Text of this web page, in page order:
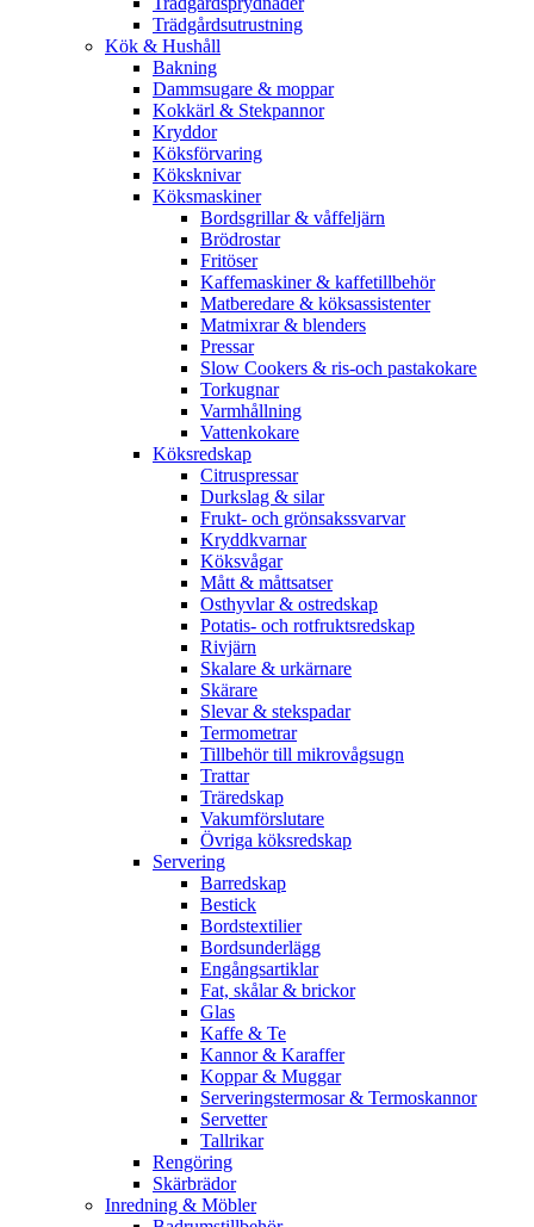
Trädgårdsutrustning
Kök & Hushåll
Bakning
Dammsugare & moppar
Kokkärl & Stekpannor
Kryddor
Köksförvaring
Köksknivar
Köksmaskiner
Bordsgrillar & våffeljärn
Brödrostar
Fritöser
Kaffemaskiner & kaffetillbehör
Matberedare & köksassistenter
Matmixrar & blenders
Pressar
Slow Cookers & ris-och pastakokare
Torkugnar
Varmhållning
Vattenkokare
Köksredskap
Citruspressar
Durkslag & silar
Frukt- och grönsakssvarvar
Kryddkvarnar
Köksvågar
Mått & måttsatser
Osthyvlar & ostredskap
Potatis- och rotfruktsredskap
Rivjärn
Skalare & urkärnare
Skärare
Slevar & stekspadar
Termometrar
Tillbehör till mikrovågsugn
Trattar
Träredskap
Vakumförslutare
Övriga köksredskap
Servering
Barredskap
Bestick
Bordstextilier
Bordsunderlägg
Engångsartiklar
Fat, skålar & brickor
Glas
Kaffe & Te
Kannor & Karaffer
Koppar & Muggar
Serveringstermosar & Termoskannor
Servetter
Tallrikar
Rengöring
Skärbrädor
Inredning & Möbler